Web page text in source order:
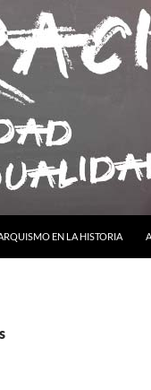
EN LA HISTORIA